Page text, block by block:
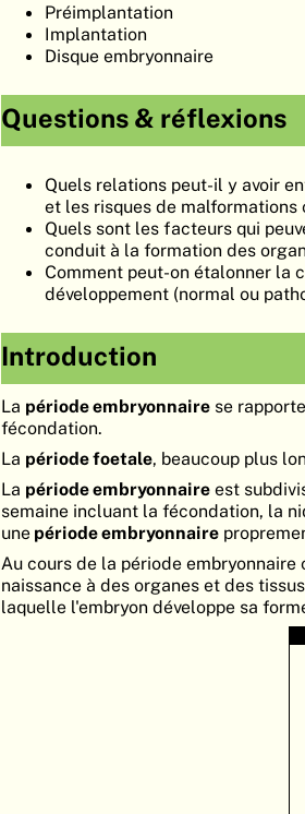
Préimplantation
Implantation
Disque embryonnaire
Questions & réflexions
Quels relations peut-il y avoir
et les risques de malformations
Quels sont les facteurs qui
conduit à la formation des
Comment peut-on étalonner la
développement (normal ou
Introduction
La période embryonnaire se
fécondation.
La période foetale, beaucoup plus
La période embryonnaire est
semaine incluant la fécondation, la
une période embryonnaire
Au cours de la période
naissance à des organes et des
laquelle l'embryon développe sa